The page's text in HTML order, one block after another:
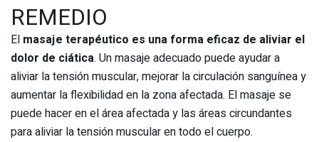
REMEDIO
El masaje terapéutico es una forma eficaz de aliviar el
dolor de ciática. Un masaje adecuado puede ayudar a
aliviar la tensión muscular, mejorar la circulación sanguínea y
aumentar la flexibilidad en la zona afectada. El masaje se
puede hacer en el área afectada y las áreas circundantes
para aliviar la tensión muscular en todo el cuerpo.